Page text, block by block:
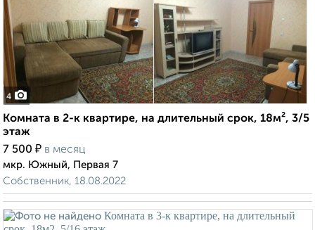
4
Комната в 2-к квартире, на длительный срок, 18м², 3/5
этаж
7 500 ₽ в месяц
мкр. Южный, Первая 7
Собственник, 18.08.2022